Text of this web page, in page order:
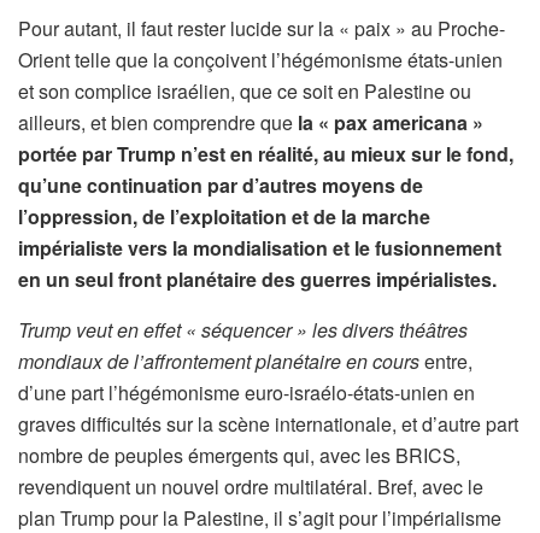
Pour autant, il faut rester lucide sur la « paix » au Proche-
Orient telle que la conçoivent l’hégémonisme états-unien
et son complice israélien, que ce soit en Palestine ou
ailleurs, et bien comprendre que la « pax americana »
portée par Trump n’est en réalité, au mieux sur le fond,
qu’une continuation par d’autres moyens de
l’oppression, de l’exploitation et de la marche
impérialiste vers la mondialisation et le fusionnement
en un seul front planétaire des guerres impérialistes.
Trump veut en effet « séquencer » les divers théâtres
mondiaux de l’affrontement planétaire en coursentre,
d’une part l’hégémonisme euro-israélo-états-unien en
graves difficultés sur la scène internationale, et d’autre part
nombre de peuples émergents qui, avec les BRICS,
revendiquent un nouvel ordre multilatéral. Bref, avec le
plan Trump pour la Palestine, il s’agit pour l’impérialisme